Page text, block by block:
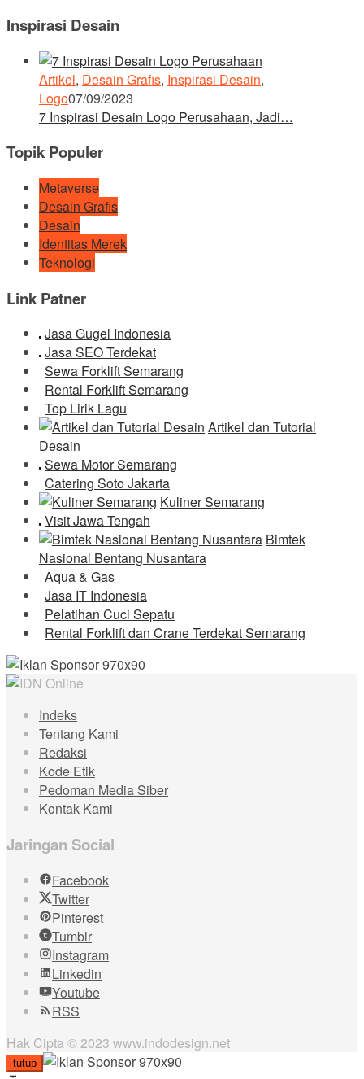
Inspirasi Desain
Artikel, Desain Grafis, Inspirasi Desain,
Logo07/09/2023
7 Inspirasi Desain Logo Perusahaan, Jadi…
Topik Populer
Metaverse
Desain Grafis
Desain
Identitas Merek
Teknologi
Link Patner
Jasa Gugel Indonesia
Jasa SEO Terdekat
Sewa Forklift Semarang
Rental Forklift Semarang
Top Lirik Lagu
Artikel dan Tutorial
Desain
Sewa Motor Semarang
Catering Soto Jakarta
Kuliner Semarang
Visit Jawa Tengah
Bimtek
Nasional Bentang Nusantara
Aqua & Gas
Jasa IT Indonesia
Pelatihan Cuci Sepatu
Rental Forklift dan Crane Terdekat Semarang
Indeks
Tentang Kami
Redaksi
Kode Etik
Pedoman Media Siber
Kontak Kami
Jaringan Social
Facebook
Twitter
Pinterest
Tumblr
Instagram
Linkedin
Youtube
RSS
Hak Cipta © 2023 www.indodesign.net
tutup